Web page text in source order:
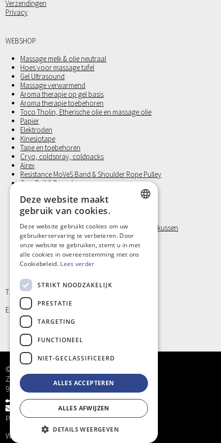
Verzendingen
Privacy
WEBSHOP
Massage melk & olie neutraal
Hoes voor massage tafel
Gel Ultrasound
Massage verwarmend
Aroma therapie op gel basis
Aroma therapie toebehoren
Toco Tholin, Etherische olie en massage olie
Papier
Elektroden
Kinesiotape
Tape en toebehoren
Cryo, coldspray, coldpacks
Airex
Resistance MoVeS Band & Shoulder Rope Pulley
Gym Ball § Dynadome
Medicine Ball
Revalidatie
FixatieBand met velcro
Visco Positioneringstukken, Orthopedisch nekkussen
Laufwunder
Handschoen, Latex vrij
Klein materiaal en Hygiëne
T: +32 9/373 77 65
E: info@kinergy.be
© Kinergy bv
Zandstraat 5
9968 Bassevelde
+32 9/373 77 65
info@kinergy.be
Privacy
Website byKMOSites
FRENCH
Deze website maakt
gebruik van cookies.
Deze website gebruikt cookies om uw
gebruikerservaring te verbeteren. Door
onze website te gebruiken, stemt u in met
alle cookies in overeenstemming met ons
Cookiebeleid. Lees verder
STRIKT NOODZAKELIJK
PRESTATIE
TARGETING
FUNCTIONEEL
NIET-GECLASSIFICEERD
ALLES ACCEPTEREN
ALLES AFWIJZEN
DETAILS WEERGEVEN